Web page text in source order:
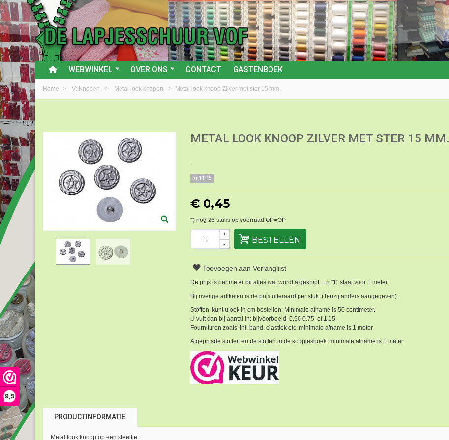
9,5
WEBWINKEL OVER ONS CONTACT GASTENBOEK
Home > V: Knopen > Metal look knopen > Metal look knoop Zilver met ster 15 mm.
METAL LOOK KNOOP ZILVER MET STER 15 MM.
.
ml1125
€ 0,45
*) nog 26 stuks op voorraad OP=OP
-
+
BESTELLEN
Toevoegen aan Verlanglijst
De prijs is per meter bij alles wat wordt afgeknipt. En "1" staat voor 1 meter.
Bij overige artikelen is de prijs uiteraard per stuk. (Tenzij anders aangegeven).
Stoffen kunt u ook in cm bestellen. Minimale afname is 50 centimeter.
U vult dan bij aantal in: bijvoorbeeld 0.50 0.75 of 1.15
Fournituren zoals lint, band, elastiek etc: minimale afname is 1 meter.
Afgeprijsde stoffen en de stoffen in de koopjeshoek: minimale afname is 1 meter.
PRODUCTINFORMATIE
Metal look knoop op een steeltje.